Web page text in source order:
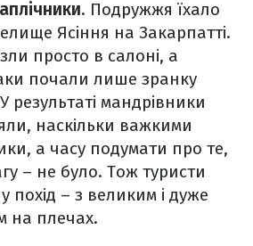
. Подружжя їхало
Ясіння на Закарпатті.
просто в салоні, а
почали лише зранку
результаті мандрівники
наскільки важкими
а часу подумати про те,
– не було. Тож туристи
похід – з великим і дуже
на плечах.